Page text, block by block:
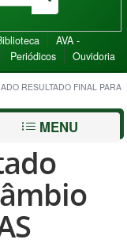
AVA -
Periódicos Ouvidoria
RESULTADO FINAL PARA
MENU